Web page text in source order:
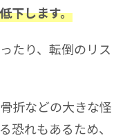
下します。
たり、転倒のリス
折などの大きな怪
恐れもあるため、